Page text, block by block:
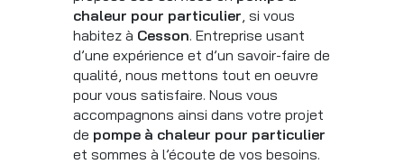
chaleur pour particulier, si vous
habitez à Cesson. Entreprise usant
d’une expérience et d’un savoir-faire de
qualité, nous mettons tout en oeuvre
pour vous satisfaire. Nous vous
accompagnons ainsi dans votre projet
de pompe à chaleur pour particulier
et sommes à l’écoute de vos besoins.